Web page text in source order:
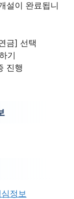
설이 완료됩니
금] 선택
기
진행
정보